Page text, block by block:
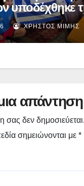
υποδέχθηκε
στα
+ video)
ΧΡΉΣΤΟΣ ΜΊΜΗΣ
απάντηση
σας δεν δημοσιεύεται.
σημειώνονται με *